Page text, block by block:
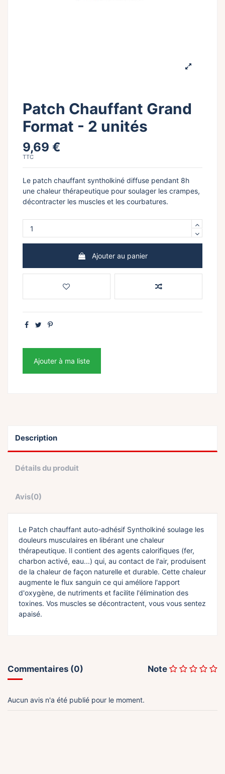
Patch Chauffant Grand
Format - 2 unités
9,69 €
TTC
Le patch chauffant syntholkiné diffuse pendant 8h
une chaleur thérapeutique pour soulager les crampes,
décontracter les muscles et les courbatures.
Ajouter au panier
Ajouter à ma liste
Description
Détails du produit
Avis(0)
Le Patch chauffant auto-adhésif Syntholkiné soulage les
douleurs musculaires en libérant une chaleur
thérapeutique. Il contient des agents calorifiques (fer,
charbon activé, eau...) qui, au contact de l'air, produisent
de la chaleur de façon naturelle et durable. Cette chaleur
augmente le flux sanguin ce qui améliore l'apport
d'oxygène, de nutriments et facilite l'élimination des
toxines. Vos muscles se décontractent, vous vous sentez
apaisé.
Note
Commentaires (0)
Aucun avis n'a été publié pour le moment.